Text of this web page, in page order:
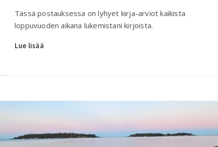
Tässä postauksessa on lyhyet kirja-arviot kaikista
loppuvuoden aikana lukemistani kirjoista.
Lue lisää